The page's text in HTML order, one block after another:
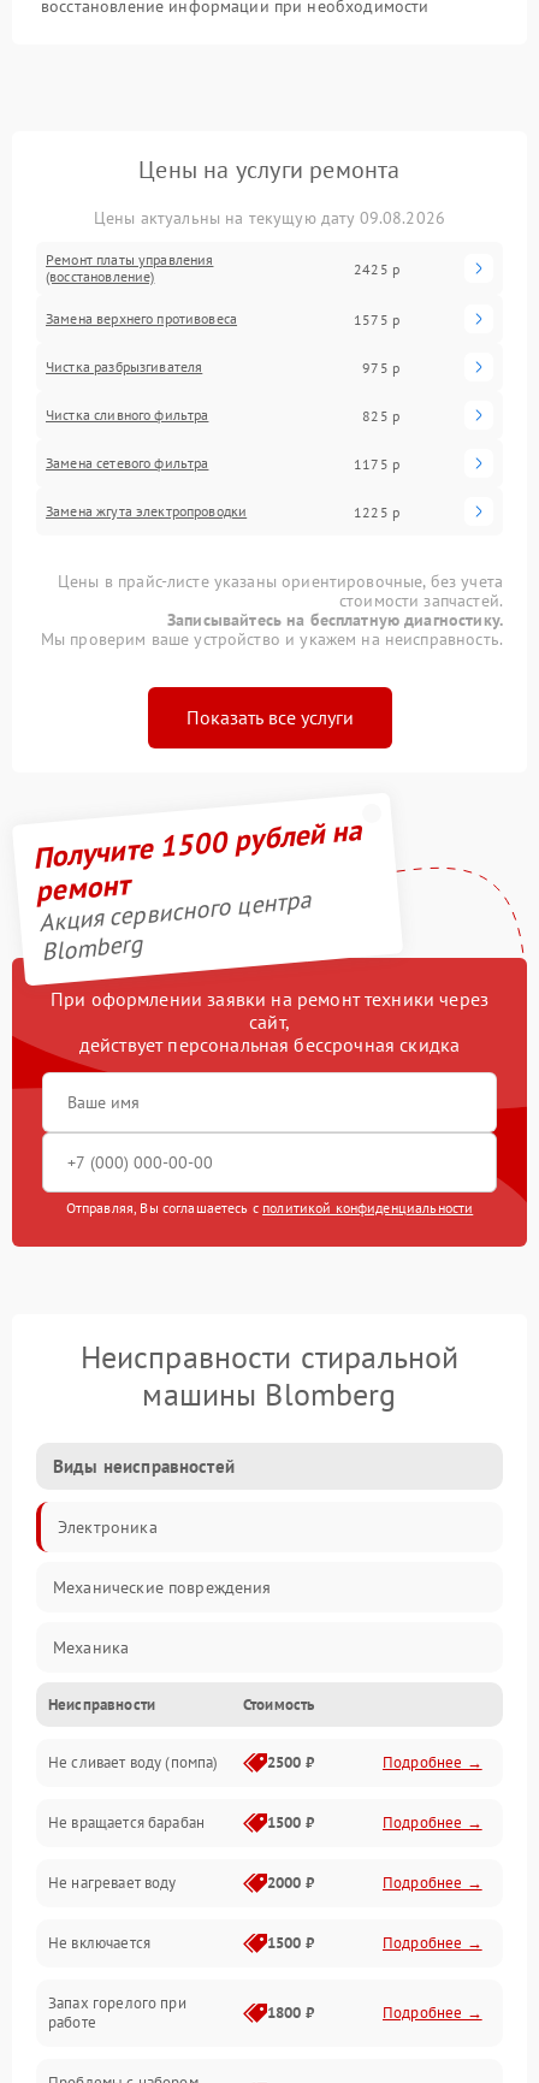
восстановление информации при необходимости
Цены на услуги ремонта
Цены актуальны на текущую дату 09.08.2026
Ремонт платы управления
(восстановление)
2425 р
Замена верхнего противовеса 1575 р
Чистка разбрызгивателя 975 р
Чистка сливного фильтра 825 р
Замена сетевого фильтра 1175 р
Замена жгута электропроводки 1225 р
Цены в прайс-листе указаны ориентировочные, без учета
стоимости запчастей.
Записывайтесь на бесплатную диагностику.
Мы проверим ваше устройство и укажем на неисправность.
Показать все услуги
Получите 1500 рублей на
ремонт
Акция сервисного центра
Blomberg
При оформлении заявки на ремонт техники через
сайт,
действует персональная бессрочная скидка
Отправляя, Вы соглашаетесь с политикой конфиденциальности
Неисправности стиральной
машины Blomberg
Виды неисправностей
Электроника
Механические повреждения
Механика
Электропитание
Водоснабжение
Слив
Программное обеспечение
Неисправности Стоимость
Не сливает воду (помпа) 2500 ₽ Подробнее →
Не вращается барабан 1500 ₽ Подробнее →
Не нагревает воду 2000 ₽ Подробнее →
Не включается 1500 ₽ Подробнее →
Запах горелого при
работе
1800 ₽ Подробнее →